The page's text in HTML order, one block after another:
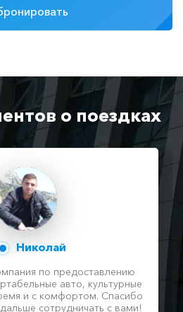
о поездках
Николай
по предоставлению
авто, культурные
и с комфортом. Спасибо
сотрудничать с вами!